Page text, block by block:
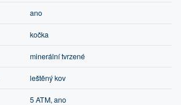
ano
kočka
minerální tvrzené
leštěný kov
5 ATM, ano